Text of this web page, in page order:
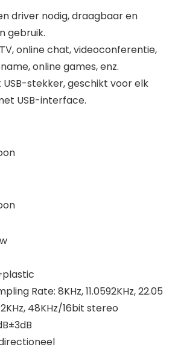
driver nodig, draagbaar en
gebruik.
online chat, videoconferentie,
online games, enz.
stekker, geschikt voor elk
USB-interface.
Rate: 8KHz, 11.0592KHz, 22.05
48KHz/16bit stereo